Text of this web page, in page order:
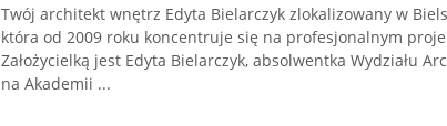
Twój architekt wnętrz Edyta Bielarczyk zlokalizowany w
która od 2009 roku koncentruje się na profesjonalnym
Założycielką jest Edyta Bielarczyk, absolwentka Wydziału
na Akademii ...